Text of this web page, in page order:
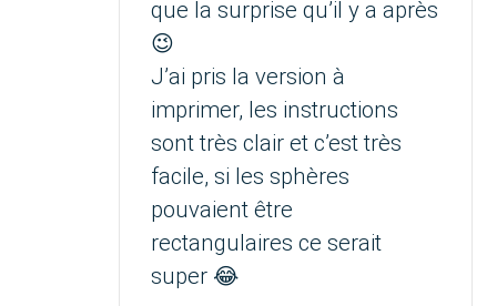
que la surprise qu’il y a après
😉
J’ai pris la version à
imprimer, les instructions
sont très clair et c’est très
facile, si les sphères
pouvaient être
rectangulaires ce serait
super 😂